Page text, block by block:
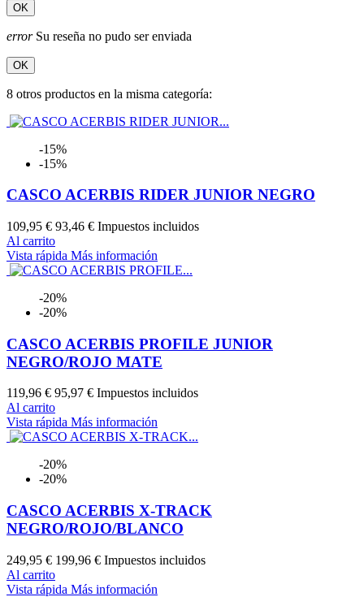
OK
errorSu reseña no pudo ser enviada
OK
8 otros productos en la misma categoría:
-15%
-15%
CASCO ACERBIS RIDER JUNIOR NEGRO
109,95 € 93,46 € Impuestos incluidos
Al carrito
Vista rápida Más información
-20%
-20%
CASCO ACERBIS PROFILE JUNIOR
NEGRO/ROJO MATE
119,96 € 95,97 € Impuestos incluidos
Al carrito
Vista rápida Más información
-20%
-20%
CASCO ACERBIS X-TRACK
NEGRO/ROJO/BLANCO
249,95 € 199,96 € Impuestos incluidos
Al carrito
Vista rápida Más información